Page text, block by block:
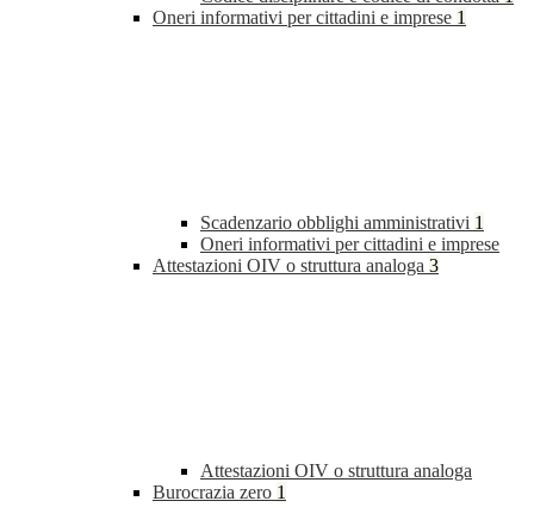
Oneri informativi per cittadini e imprese 1
Scadenzario obblighi amministrativi 1
Oneri informativi per cittadini e imprese
Attestazioni OIV o struttura analoga 3
Attestazioni OIV o struttura analoga
Burocrazia zero 1